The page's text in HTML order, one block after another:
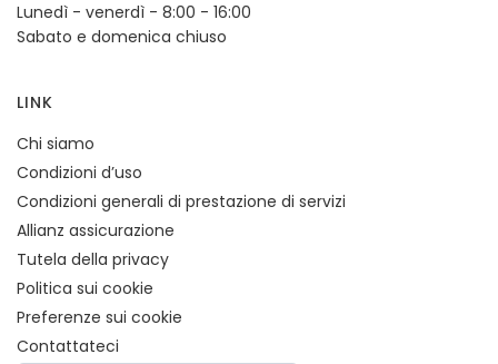
Lunedì - venerdì - 8:00 - 16:00
Sabato e domenica chiuso
LINK
Chi siamo
Condizioni d’uso
Condizioni generali di prestazione di servizi
Allianz assicurazione
Tutela della privacy
Politica sui cookie
Preferenze sui cookie
Contattateci